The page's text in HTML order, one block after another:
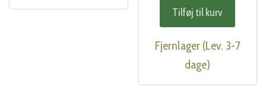
Tilføj til kurv
Fjernlager (Lev. 3-7
dage)